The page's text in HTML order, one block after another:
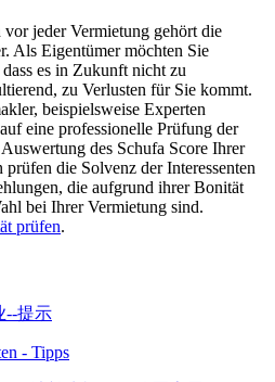
jeder Vermietung gehört die
Als Eigentümer möchten Sie
es in Zukunft nicht zu
zu Verlusten für Sie kommt.
beispielsweise Experten
eine professionelle Prüfung der
des Schufa Score Ihrer
die Solvenz der Interessenten
die aufgrund ihrer Bonität
bei Ihrer Vermietung sind.
prüfen.
- Tipps